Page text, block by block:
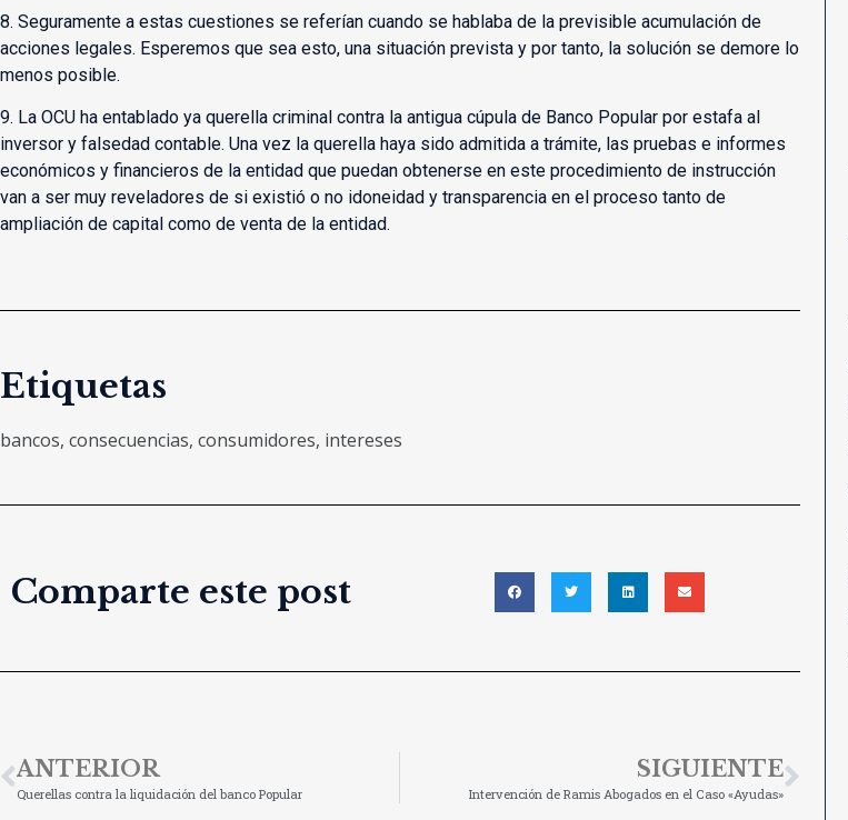
8. Seguramente a estas cuestiones se referían cuando se hablaba de la previsible acumulación de
acciones legales. Esperemos que sea esto, una situación prevista y por tanto, la solución se demore lo
menos posible.
9. La OCU ha entablado ya querella criminal contra la antigua cúpula de Banco Popular por estafa al
inversor y falsedad contable. Una vez la querella haya sido admitida a trámite, las pruebas e informes
económicos y financieros de la entidad que puedan obtenerse en este procedimiento de instrucción
van a ser muy reveladores de si existió o no idoneidad y transparencia en el proceso tanto de
ampliación de capital como de venta de la entidad.
Etiquetas
bancos, consecuencias, consumidores, intereses
Comparte este post
ANTERIOR
Querellas contra la liquidación del banco Popular
SIGUIENTE
Intervención de Ramis Abogados en el Caso «Ayudas»